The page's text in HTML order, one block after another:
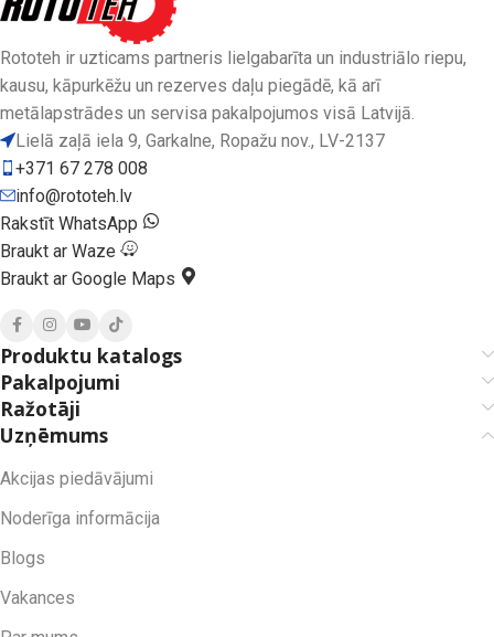
Rototeh ir uzticams partneris lielgabarīta un industriālo riepu,
kausu, kāpurkēžu un rezerves daļu piegādē, kā arī
metālapstrādes un servisa pakalpojumos visā Latvijā.
Lielā zaļā iela 9, Garkalne, Ropažu nov., LV-2137
+371 67 278 008
info@rototeh.lv
Rakstīt WhatsApp
Braukt ar Waze
Braukt ar Google Maps
Produktu katalogs
Pakalpojumi
Ražotāji
Uzņēmums
Akcijas piedāvājumi
Noderīga informācija
Blogs
Vakances